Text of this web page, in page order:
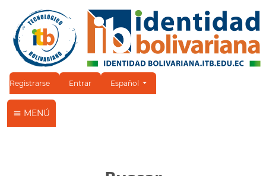
Registrarse Entrar Cambiar el idioma. El idioma actual es:
Español
MENÚ